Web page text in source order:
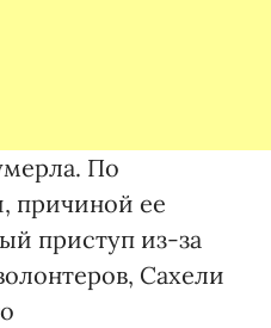
По
причиной ее
приступ из-за
Сахели